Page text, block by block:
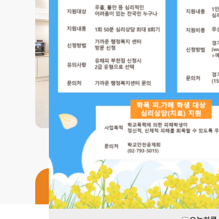
오시는 길 전문가 소개